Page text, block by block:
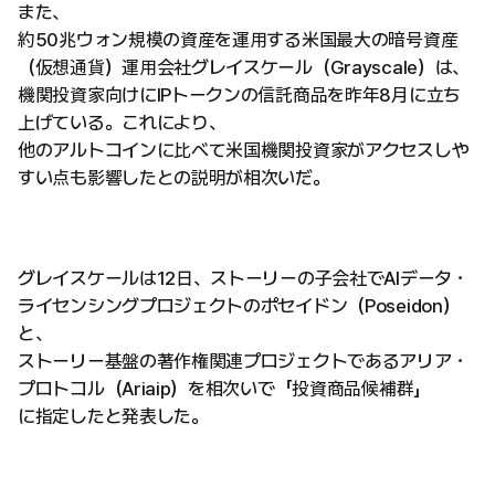
また、
約50兆ウォン規模の資産を運用する米国最大の暗号資産
（仮想通貨）運用会社グレイスケール（Grayscale）は、
機関投資家向けにIPトークンの信託商品を昨年8月に立ち
上げている。これにより、
他のアルトコインに比べて米国機関投資家がアクセスしや
すい点も影響したとの説明が相次いだ。
グレイスケールは12日、ストーリーの子会社でAIデータ・
ライセンシングプロジェクトのポセイドン（Poseidon）
と、
ストーリー基盤の著作権関連プロジェクトであるアリア・
プロトコル（Ariaip）を相次いで「投資商品候補群」
に指定したと発表した。